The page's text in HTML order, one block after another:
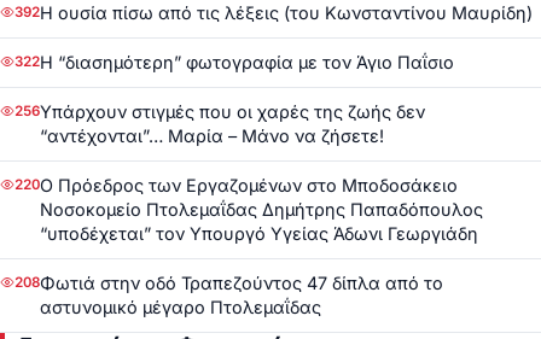
392Η ουσία πίσω από τις λέξεις (του Κωνσταντίνου Μαυρίδη)
322Η “διασημότερη” φωτογραφία με τον Άγιο Παΐσιο
256Υπάρχουν στιγμές που οι χαρές της ζωής δεν
“αντέχονται”… Μαρία – Μάνο να ζήσετε!
220Ο Πρόεδρος των Εργαζομένων στο Μποδοσάκειο
Νοσοκομείο Πτολεμαΐδας Δημήτρης Παπαδόπουλος
“υποδέχεται” τον Υπουργό Υγείας Άδωνι Γεωργιάδη
208Φωτιά στην οδό Τραπεζούντος 47 δίπλα από το
αστυνομικό μέγαρο Πτολεμαΐδας